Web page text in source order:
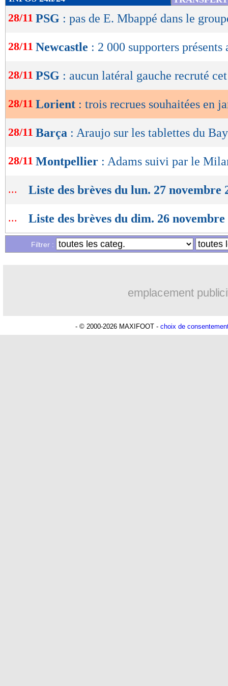
de
lecture
OK
28/11 PSG : pas de E. Mbappé dans le
28/11 Newcastle : 2 000 supporters présents
28/11 PSG : aucun latéral gauche recruté
28/11 Lorient : trois recrues souhaitées en
28/11 Barça : Araujo sur les tablettes du
28/11 Montpellier : Adams suivi par le
... Liste des brèves du lun. 27 novembre
... Liste des brèves du dim. 26 novembre
Filtrer :
emplacement
- © 2000-2026 MAXIFOOT - choix de